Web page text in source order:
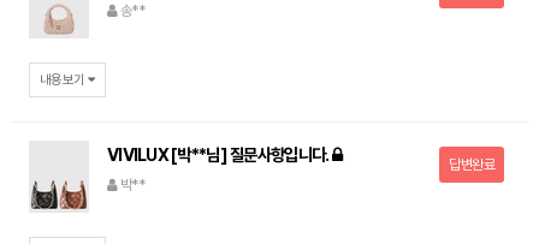
송**
내용보기
VIVILUX [박**님] 질문사항입니다.
답변완료
박**